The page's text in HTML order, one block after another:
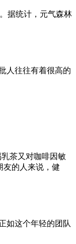
据统计，元气森林
人往往有着很高的
茶又对咖啡因敏
友的人来说，健
如这个年轻的团队